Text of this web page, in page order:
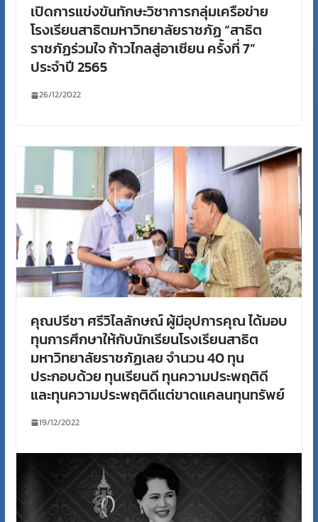
เปิดการแข่งขันทักษะวิชาการกลุ่มเครือข่าย
โรงเรียนสาธิตมหาวิทยาลัยราชภัฏ “สาธิต
ราชภัฏร่วมใจ ก้าวไกลสู่อาเซียน ครั้งที่ 7”
ประจำปี 2565
26/12/2022
คุณปรีชา ศรีวิไลลักษณ์ ผู้มีอุปการคุณ ได้มอบ
ทุนการศึกษาให้กับนักเรียนโรงเรียนสาธิต
มหาวิทยาลัยราชภัฏเลย จำนวน 40 ทุน
ประกอบด้วย ทุนเรียนดี ทุนความประพฤติดี
และทุนความประพฤติดีแต่ขาดแคลนทุนทรัพย์
19/12/2022